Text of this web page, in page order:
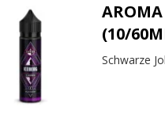
AROMA
(10/
Schwarze